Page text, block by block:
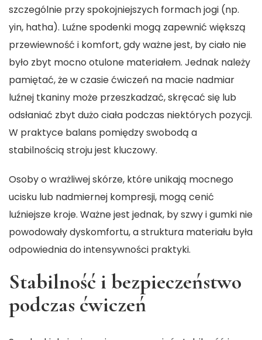
szczególnie przy spokojniejszych formach jogi (np.
yin, hatha). Luźne spodenki mogą zapewnić większą
przewiewność i komfort, gdy ważne jest, by ciało nie
było zbyt mocno otulone materiałem. Jednak należy
pamiętać, że w czasie ćwiczeń na macie nadmiar
luźnej tkaniny może przeszkadzać, skręcać się lub
odsłaniać zbyt dużo ciała podczas niektórych pozycji.
W praktyce balans pomiędzy swobodą a
stabilnością stroju jest kluczowy.
Osoby o wrażliwej skórze, które unikają mocnego
ucisku lub nadmiernej kompresji, mogą cenić
luźniejsze kroje. Ważne jest jednak, by szwy i gumki nie
powodowały dyskomfortu, a struktura materiału była
odpowiednia do intensywności praktyki.
Stabilność i bezpieczeństwo
podczas ćwiczeń